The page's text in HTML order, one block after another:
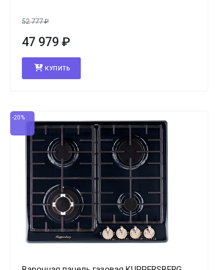
52 777₽
47 979 ₽
КУПИТЬ
-20%